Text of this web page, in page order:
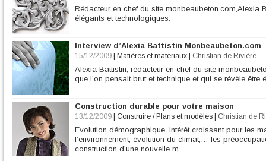
Rédacteur en chef du site monbeaubeton.com,Alexia
élégants et technologiques.
Interview d’Alexia Battistin Monbeaubeton.com
15/12/2009 Matières et matériaux Christian de Rivière
Alexia Battistin, rédacteur en chef du site
que l’on pensait brut et technique et qui se révèle être
Construction durable pour votre maison
13/12/2009 Construire / Plans et modèles Christian de
Evolution démographique, intérêt croissant pour les
l’environnement, évolution du climat,… les
construction d’une nouvelle m